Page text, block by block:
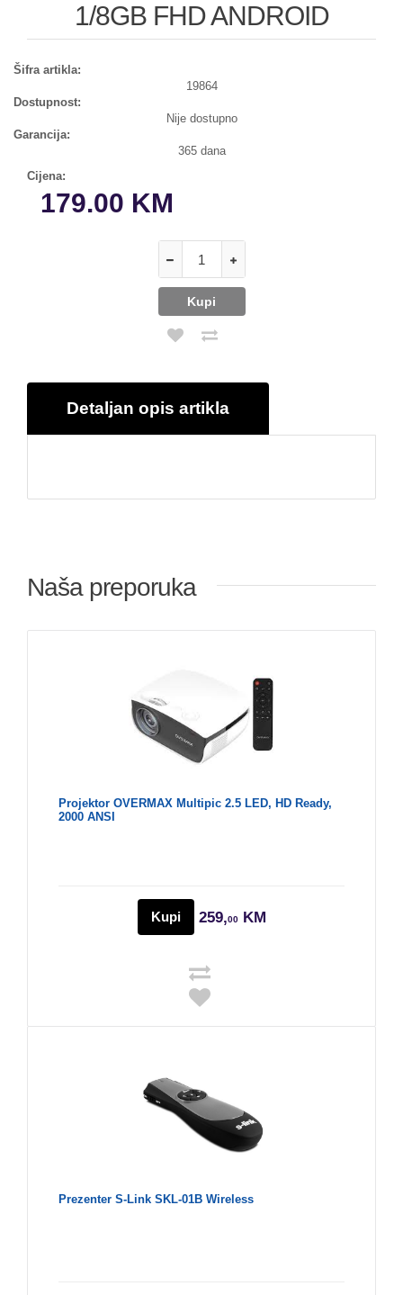
1/8GB FHD ANDROID
Šifra artikla:
19864
Dostupnost:
Nije dostupno
Garancija:
365 dana
Cijena:
179.00 KM
Detaljan opis artikla
Naša preporuka
Projektor OVERMAX Multipic 2.5 LED, HD Ready,
2000 ANSI
Kupi 259,00KM
Prezenter S-Link SKL-01B Wireless